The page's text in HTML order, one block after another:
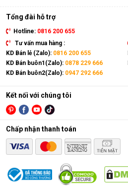
Tổng đài hỗ trợ
Hotline: 0816 200 655
Tư vấn mua hàng :
KD Bán lẻ (Zalo): 0816 200 655
KD Bán buôn1(Zalo): 0878 229 666
KD Bán buôn2(Zalo): 0947 292 666
Kết nối với chúng tôi
Chấp nhận thanh toán